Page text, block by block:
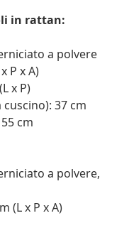
in rattan:
a polvere
P x A)
x P)
37 cm
cm
a polvere,
(L x P x A)